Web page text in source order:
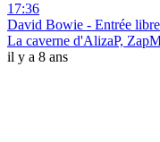
17:36
David Bowie - Entrée
La caverne d'AlizaP,
il y a 8 ans